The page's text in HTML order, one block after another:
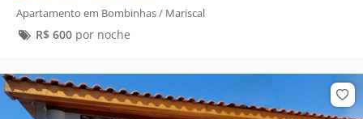
Apartamento em Bombinhas / Mariscal
R$ 600por noche